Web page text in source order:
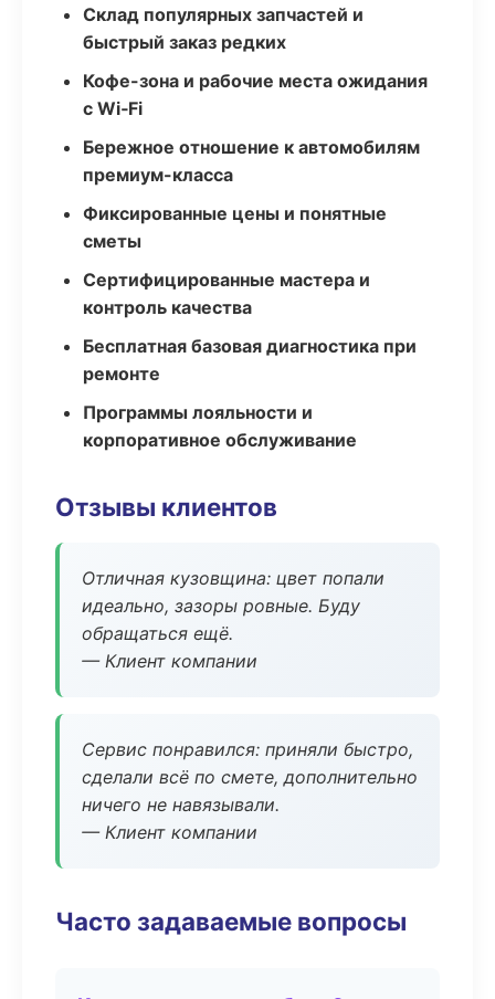
Склад популярных запчастей и
быстрый заказ редких
Кофе-зона и рабочие места ожидания
с Wi‑Fi
Бережное отношение к автомобилям
премиум-класса
Фиксированные цены и понятные
сметы
Сертифицированные мастера и
контроль качества
Бесплатная базовая диагностика при
ремонте
Программы лояльности и
корпоративное обслуживание
Отзывы клиентов
Отличная кузовщина: цвет попали
идеально, зазоры ровные. Буду
обращаться ещё.
— Клиент компании
Сервис понравился: приняли быстро,
сделали всё по смете, дополнительно
ничего не навязывали.
— Клиент компании
Часто задаваемые вопросы